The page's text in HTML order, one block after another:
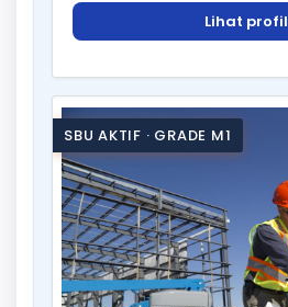
Lihat profil
SBU AKTIF · GRADE M1